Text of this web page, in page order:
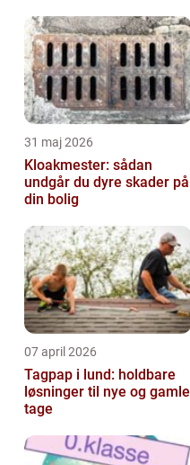
31 maj 2026
Kloakmester: sådan
undgår du dyre skader på
din bolig
07 april 2026
Tagpap i lund: holdbare
løsninger til nye og gamle
tage